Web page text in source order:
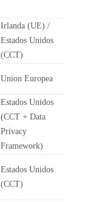
Irlanda (UE) /
Estados Unidos
(CCT)
Union Europea
Estados Unidos
(CCT + Data
Privacy
Framework)
Estados Unidos
(CCT)